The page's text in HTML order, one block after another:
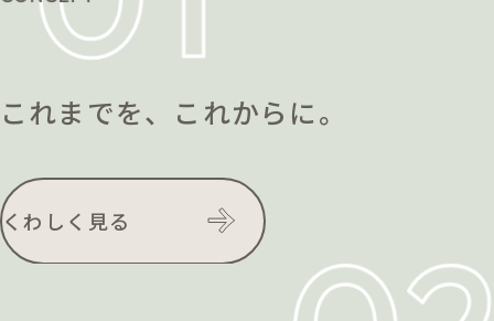
これまでを、これからに。
くわしく見る